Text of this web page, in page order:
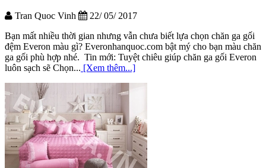
Tran Quoc Vinh
22/ 05/ 2017
Bạn mất nhiều thời gian nhưng vẫn chưa biết lựa chọn chăn ga gối
đệm Everon màu gì? Everonhanquoc.com bật mý cho bạn màu chăn
ga gối phù hợp nhé. Tin mới: Tuyệt chiêu giúp chăn ga gối Everon
luôn sạch sẽ Chọn... [Xem thêm...]